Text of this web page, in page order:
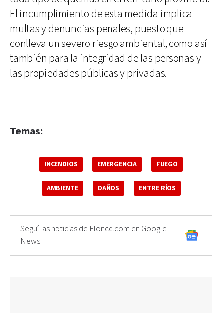
El incumplimiento de esta medida implica
multas y denuncias penales, puesto que
conlleva un severo riesgo ambiental, como así
también para la integridad de las personas y
las propiedades públicas y privadas.
Temas:
INCENDIOS EMERGENCIA FUEGO
AMBIENTE DAÑOS ENTRE RÍOS
Seguí las noticias de Elonce.com en Google
News